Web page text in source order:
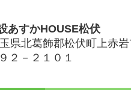
あすかHOUSE松伏
県北葛飾郡松伏町上赤岩
２－２１０１